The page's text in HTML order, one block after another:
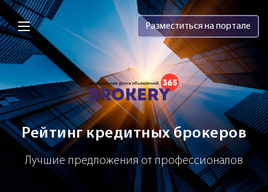
Brokery365 - Рейтинг кредитных
Разместиться на портале
Рейтинг кредитных брокеров
Лучшие предложения от профессионалов